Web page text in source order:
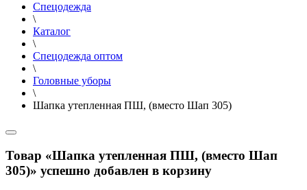
Спецодежда
\
Каталог
\
Спецодежда оптом
\
Головные уборы
\
Шапка утепленная ПШ, (вместо Шап 305)
Товар «Шапка утепленная ПШ, (вместо Шап
305)» успешно добавлен в корзину